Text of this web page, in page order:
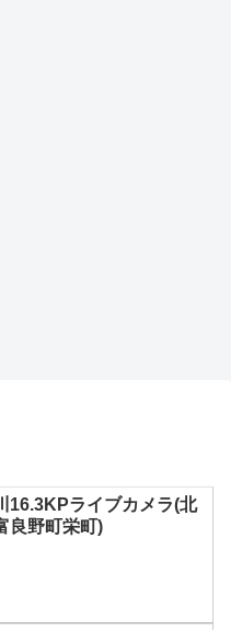
16.3KPライブカメラ(北
良野町栄町)